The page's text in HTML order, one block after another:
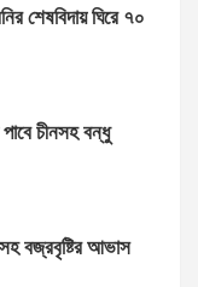
শেষবিদায় ঘিরে ৭০
চীনসহ বন্ধু
বজ্রবৃষ্টির আভাস